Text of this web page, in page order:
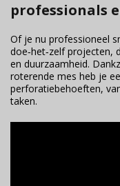
professionals
Of je nu professioneel
doe‑het‑zelf projecten,
en duurzaamheid.
roterende mes heb je
perforatiebehoeften,
taken.